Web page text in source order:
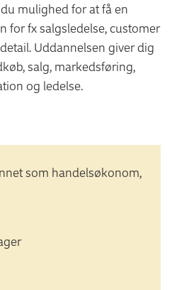
mulighed for at få en
for fx salgsledelse, customer
Uddannelsen giver dig
salg, markedsføring,
og ledelse.
som handelsøkonom,